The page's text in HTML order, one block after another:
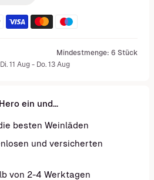
Mindestmenge: 6 Stück
11 Aug - Do. 13 Aug
ein und...
besten Weinläden
und versicherten
von 2-4 Werktagen